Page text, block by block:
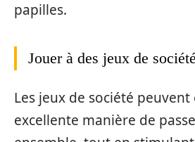
papilles.
Jouer à des jeux de société
Les jeux de société
excellente manière de